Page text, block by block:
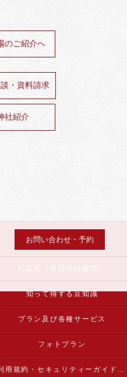
のご紹介へ
・資料請求
社紹介
お問い合わせ・予約
知って得する豆知識
プラン及び各種サービス
フォトプラン
利用規約・セキュリティーガイドライン